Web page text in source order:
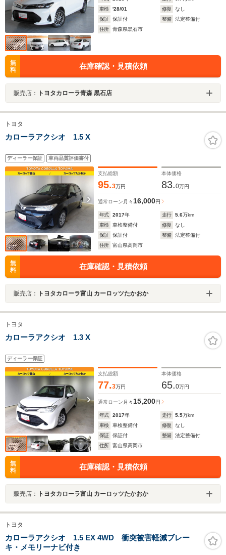
車検
'28/01 修復
なし
保証
保証付 整備
法定整備付
住所
青森県黒石市
無
料
在庫確認・見積依頼
販売店： トヨタカローラ青森 黒石店
トヨタ
カローラアクシオ 1.5 X
ディーラー保証 車両品質評価書付
支払総額
95.3万円
本体価格
83.0万円
通常ローン 月々 16,000円
年式 2017年 走行 5.6万km
車検
車検整備付 修復
なし
保証
保証付 整備
法定整備付
住所
富山県高岡市
無
料
在庫確認・見積依頼
販売店： トヨタカローラ富山 カーロッツたかおか
トヨタ
カローラアクシオ 1.3 X
ディーラー保証
支払総額
77.3万円
本体価格
65.0万円
通常ローン 月々 15,200円
年式 2017年 走行 5.5万km
車検
車検整備付 修復
なし
保証
保証付 整備
法定整備付
住所
富山県高岡市
無
料
在庫確認・見積依頼
販売店： トヨタカローラ富山 カーロッツたかおか
トヨタ
カローラアクシオ 1.5 EX 4WD 衝突被害軽減ブレー
キ・メモリーナビ付き